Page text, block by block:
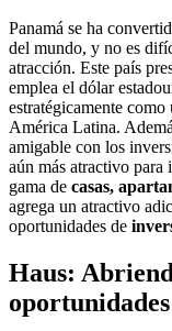
Panamá se ha
del mundo, y no es
atracción. Este país
emplea el dólar
estratégicamente
América Latina.
amigable con los
aún más atractivo para
gama de casas,
agrega un atractivo
oportunidades de
Haus: